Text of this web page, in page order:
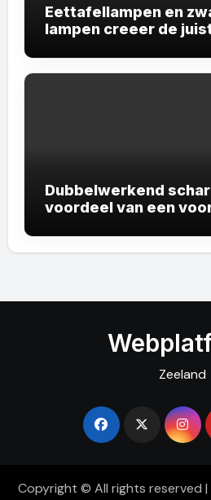
Eettafellampen en
lampen creeer de
Dubbelwerkend
voordeel van een
Zeeland
Copyright © All rights reserved |